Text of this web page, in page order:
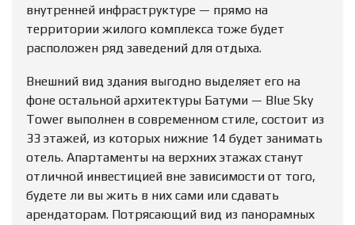
внутренней инфраструктуре — прямо на
территории жилого комплекса тоже будет
расположен ряд заведений для отдыха.
Внешний вид здания выгодно выделяет его на
фоне остальной архитектуры Батуми — Blue Sky
Tower выполнен в современном стиле, состоит из
33 этажей, из которых нижние 14 будет занимать
отель. Апартаменты на верхних этажах станут
отличной инвестицией вне зависимости от того,
будете ли вы жить в них сами или сдавать
арендаторам. Потрясающий вид из панорамных